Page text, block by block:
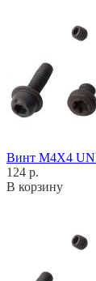
Винт M4X4
124 р.
В корзину